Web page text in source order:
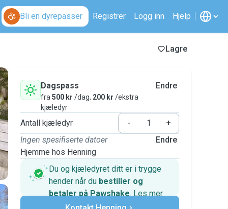
Bli en dyrepasser Registrer Logg inn Hjelp
Lagre
Dagspass
fra 500 kr /dag, 200 kr /ekstra
kjæledyr
Endre
Antall kjæledyr -
+
Ingen spesifiserte datoer
Hjemme hos Henning
Endre
Du og kjæledyret ditt er i trygge
hender når du bestiller og
betaler på Pawshake. Les mer
Sikre betalinger
Hjelp hvis planene endrer seg